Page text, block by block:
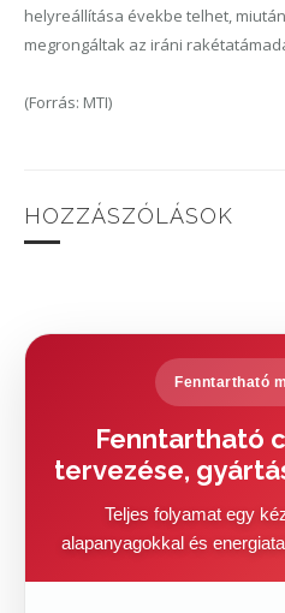
helyreállítása évekbe telhet,
megrongáltak az iráni
(Forrás: MTI)
HOZZÁSZÓLÁSOK
Fenntartható
Fenntartható
tervezése,
Teljes folyamat egy
alapanyagokkal és